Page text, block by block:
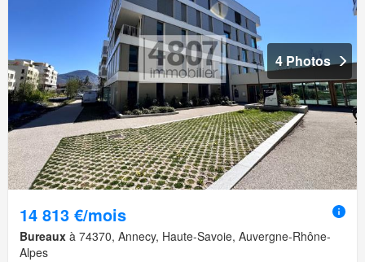
4 Photos
14 813 €/mois
Bureaux à 74370, Annecy, Haute-Savoie, Auvergne-Rhône-
Alpes